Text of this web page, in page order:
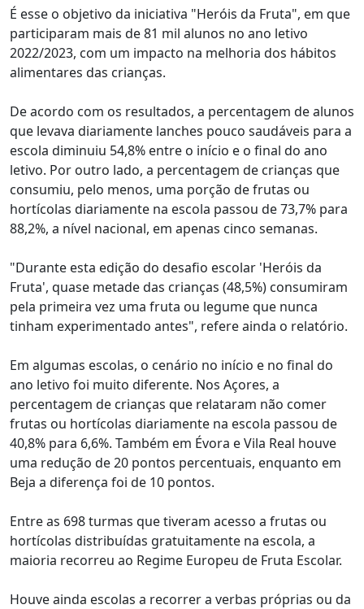
É esse o objetivo da iniciativa "Heróis da Fruta", em que
participaram mais de 81 mil alunos no ano letivo
2022/2023, com um impacto na melhoria dos hábitos
alimentares das crianças.
De acordo com os resultados, a percentagem de alunos
que levava diariamente lanches pouco saudáveis para a
escola diminuiu 54,8% entre o início e o final do ano
letivo. Por outro lado, a percentagem de crianças que
consumiu, pelo menos, uma porção de frutas ou
hortícolas diariamente na escola passou de 73,7% para
88,2%, a nível nacional, em apenas cinco semanas.
"Durante esta edição do desafio escolar 'Heróis da
Fruta', quase metade das crianças (48,5%) consumiram
pela primeira vez uma fruta ou legume que nunca
tinham experimentado antes", refere ainda o relatório.
Em algumas escolas, o cenário no início e no final do
ano letivo foi muito diferente. Nos Açores, a
percentagem de crianças que relataram não comer
frutas ou hortícolas diariamente na escola passou de
40,8% para 6,6%. Também em Évora e Vila Real houve
uma redução de 20 pontos percentuais, enquanto em
Beja a diferença foi de 10 pontos.
Entre as 698 turmas que tiveram acesso a frutas ou
hortícolas distribuídas gratuitamente na escola, a
maioria recorreu ao Regime Europeu de Fruta Escolar.
Houve ainda escolas a recorrer a verbas próprias ou da